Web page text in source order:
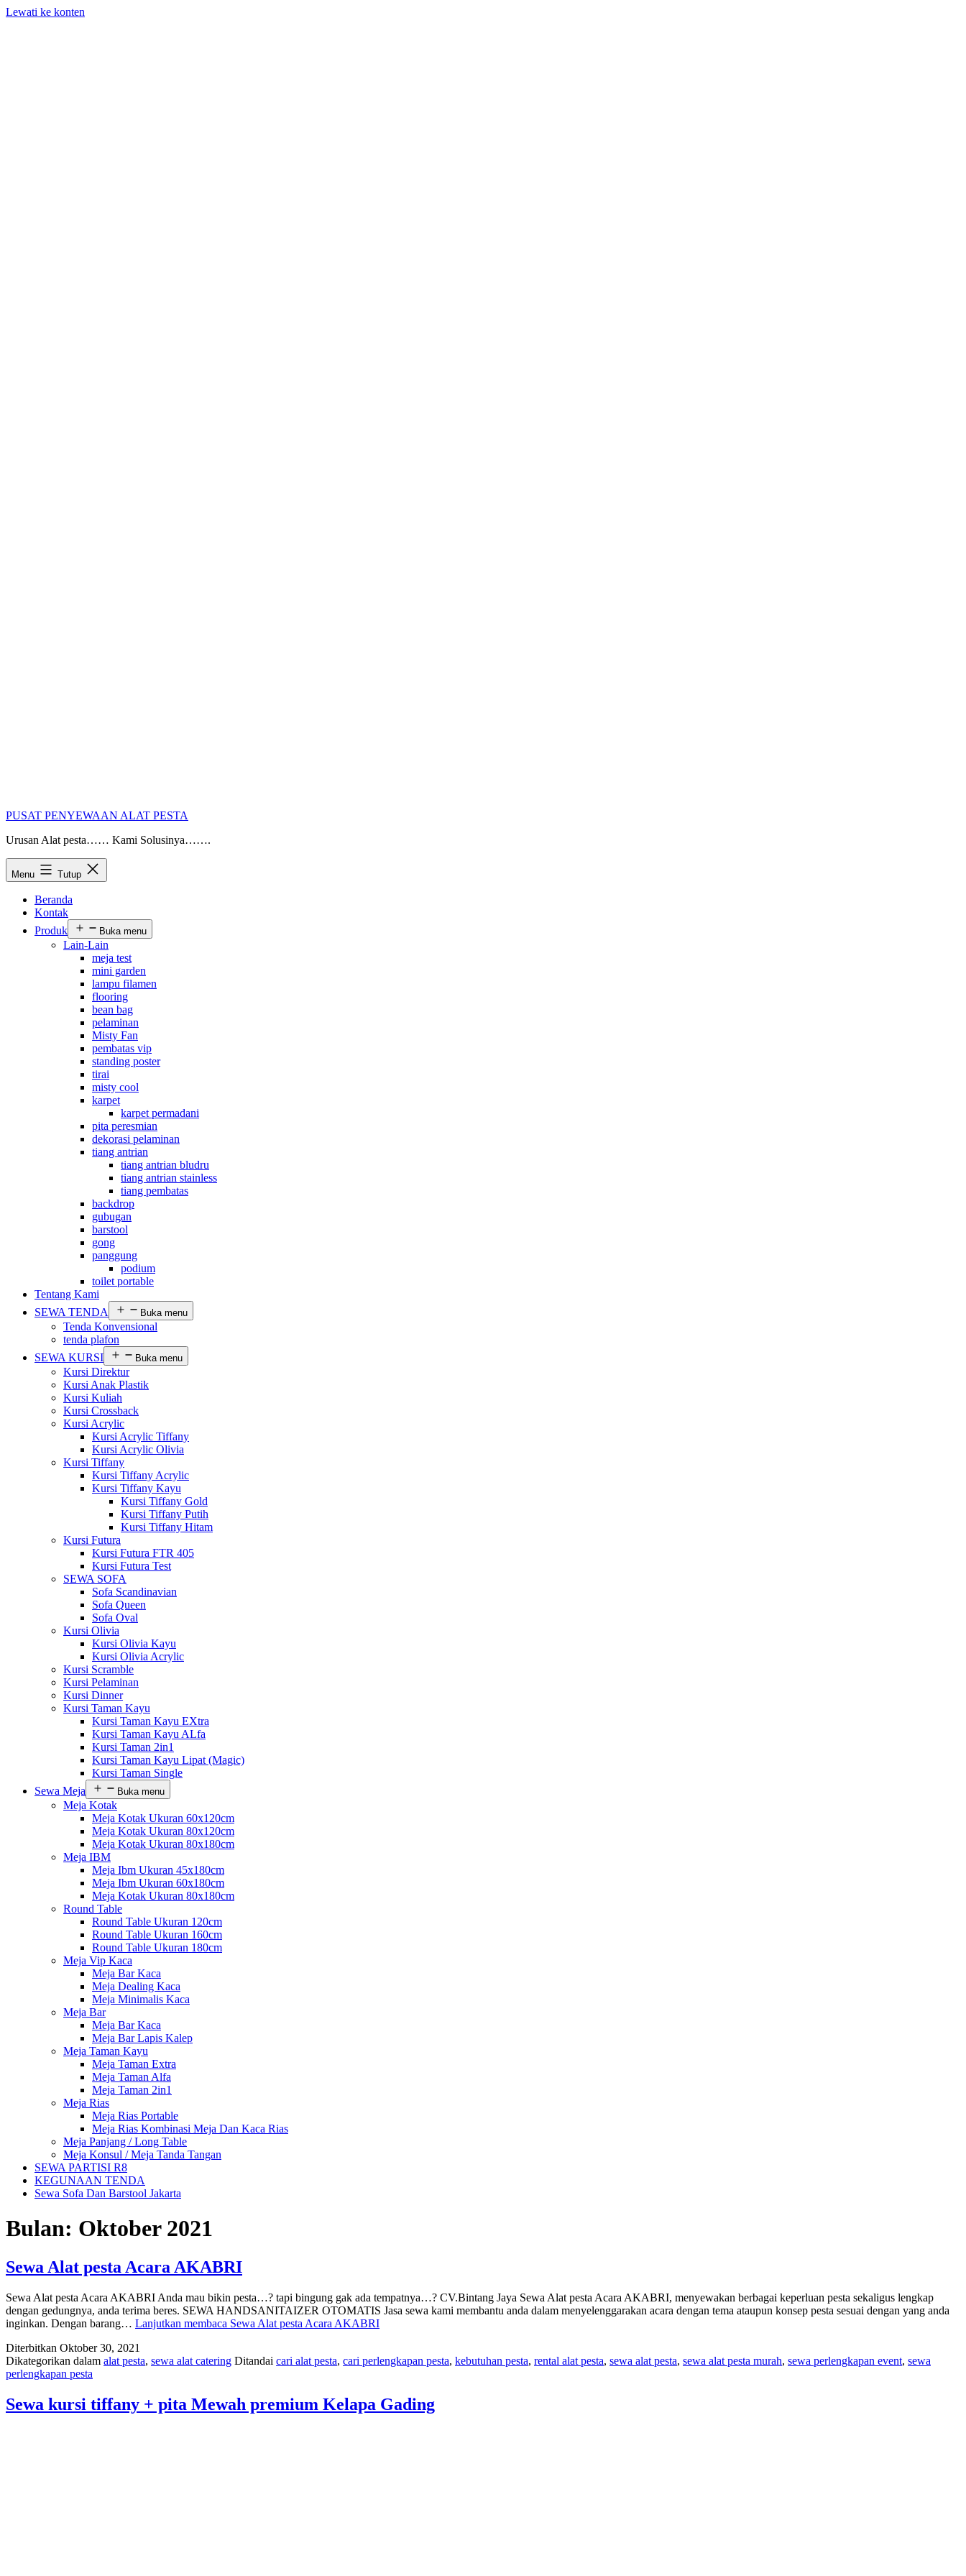
Lewati ke konten
PUSAT PENYEWAAN ALAT PESTA
Urusan Alat pesta…… Kami Solusinya…….
Menu Tutup
Beranda
Kontak
Produk
Buka menu
Lain-Lain
meja test
mini garden
lampu filamen
flooring
bean bag
pelaminan
Misty Fan
pembatas vip
standing poster
tirai
misty cool
karpet
karpet permadani
pita peresmian
dekorasi pelaminan
tiang antrian
tiang antrian bludru
tiang antrian stainless
tiang pembatas
backdrop
gubugan
barstool
gong
panggung
podium
toilet portable
Tentang Kami
SEWA TENDA
Buka menu
Tenda Konvensional
tenda plafon
SEWA KURSI
Buka menu
Kursi Direktur
Kursi Anak Plastik
Kursi Kuliah
Kursi Crossback
Kursi Acrylic
Kursi Acrylic Tiffany
Kursi Acrylic Olivia
Kursi Tiffany
Kursi Tiffany Acrylic
Kursi Tiffany Kayu
Kursi Tiffany Gold
Kursi Tiffany Putih
Kursi Tiffany Hitam
Kursi Futura
Kursi Futura FTR 405
Kursi Futura Test
SEWA SOFA
Sofa Scandinavian
Sofa Queen
Sofa Oval
Kursi Olivia
Kursi Olivia Kayu
Kursi Olivia Acrylic
Kursi Scramble
Kursi Pelaminan
Kursi Dinner
Kursi Taman Kayu
Kursi Taman Kayu EXtra
Kursi Taman Kayu ALfa
Kursi Taman 2in1
Kursi Taman Kayu Lipat (Magic)
Kursi Taman Single
Sewa Meja
Buka menu
Meja Kotak
Meja Kotak Ukuran 60x120cm
Meja Kotak Ukuran 80x120cm
Meja Kotak Ukuran 80x180cm
Meja IBM
Meja Ibm Ukuran 45x180cm
Meja Ibm Ukuran 60x180cm
Meja Kotak Ukuran 80x180cm
Round Table
Round Table Ukuran 120cm
Round Table Ukuran 160cm
Round Table Ukuran 180cm
Meja Vip Kaca
Meja Bar Kaca
Meja Dealing Kaca
Meja Minimalis Kaca
Meja Bar
Meja Bar Kaca
Meja Bar Lapis Kalep
Meja Taman Kayu
Meja Taman Extra
Meja Taman Alfa
Meja Taman 2in1
Meja Rias
Meja Rias Portable
Meja Rias Kombinasi Meja Dan Kaca Rias
Meja Panjang / Long Table
Meja Konsul / Meja Tanda Tangan
SEWA PARTISI R8
KEGUNAAN TENDA
Sewa Sofa Dan Barstool Jakarta
Bulan: Oktober 2021
Sewa Alat pesta Acara AKABRI
Sewa Alat pesta Acara AKABRI Anda mau bikin pesta…? tapi bingung gak ada tempatnya…? CV.Bintang Jaya Sewa Alat pesta Acara AKABRI, menyewakan berbagai keperluan pesta sekaligus lengkap
dengan gedungnya, anda terima beres. SEWA HANDSANITAIZER OTOMATIS Jasa sewa kami membantu anda dalam menyelenggarakan acara dengan tema ataupun konsep pesta sesuai dengan yang anda
inginkan. Dengan barang… Lanjutkan membaca Sewa Alat pesta Acara AKABRI
Diterbitkan Oktober 30, 2021
Dikategorikan dalam alat pesta, sewa alat catering Ditandai cari alat pesta, cari perlengkapan pesta, kebutuhan pesta, rental alat pesta, sewa alat pesta, sewa alat pesta murah, sewa perlengkapan event, sewa
perlengkapan pesta
Sewa kursi tiffany + pita Mewah premium Kelapa Gading